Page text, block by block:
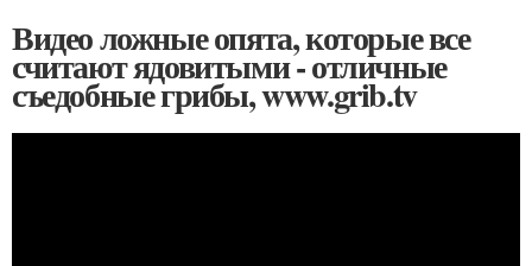
Видео ложные опята, которые все
считают ядовитыми - отличные
съедобные грибы, www.grib.tv